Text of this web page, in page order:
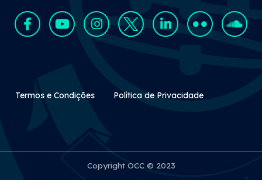
Rodapé Secundário
Termos e Condições Política de Privacidade
Copyright OCC © 2023